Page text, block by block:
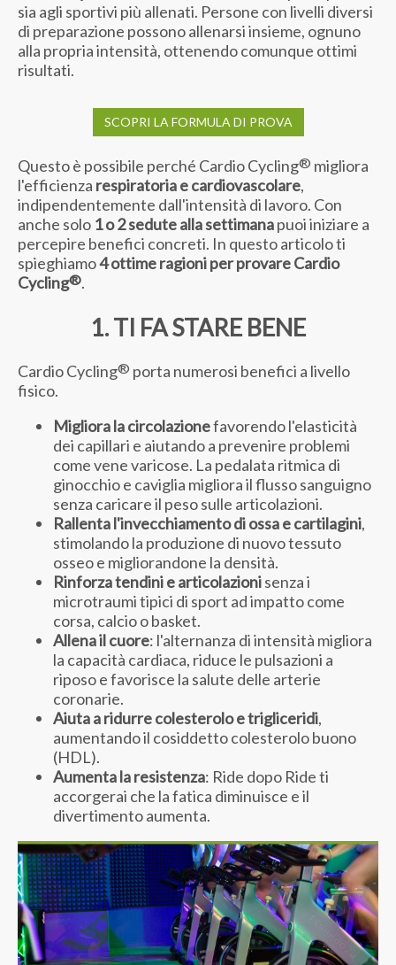
sia agli sportivi più allenati. Persone con livelli diversi
di preparazione possono allenarsi insieme, ognuno
alla propria intensità, ottenendo comunque ottimi
risultati.
SCOPRI LA FORMULA DI PROVA
Questo è possibile perché Cardio Cycling® migliora
l'efficienza respiratoria e cardiovascolare,
indipendentemente dall'intensità di lavoro. Con
anche solo 1 o 2 sedute alla settimanapuoi iniziare a
percepire benefici concreti. In questo articolo ti
spieghiamo4 ottime ragioni per provare Cardio
Cycling®.
1. TI FA STARE BENE
Cardio Cycling® porta numerosi benefici a livello
fisico.
Migliora la circolazionefavorendo l'elasticità
dei capillari e aiutando a prevenire problemi
come vene varicose. La pedalata ritmica di
ginocchio e caviglia migliora il flusso sanguigno
senza caricare il peso sulle articolazioni.
Rallenta l'invecchiamento di ossa e cartilagini,
stimolando la produzione di nuovo tessuto
osseo e migliorandone la densità.
Rinforza tendini e articolazionisenza i
microtraumi tipici di sport ad impatto come
corsa, calcio o basket.
Allena il cuore: l'alternanza di intensità migliora
la capacità cardiaca, riduce le pulsazioni a
riposo e favorisce la salute delle arterie
coronarie.
Aiuta a ridurre colesterolo e trigliceridi,
aumentando il cosiddetto colesterolo buono
(HDL).
Aumenta la resistenza: Ride dopo Ride ti
accorgerai che la fatica diminuisce e il
divertimento aumenta.